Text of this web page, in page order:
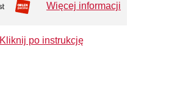
Więcej informacji
Kliknij po instrukcję